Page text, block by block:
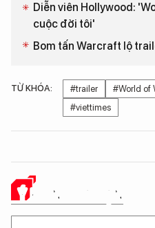
Diễn viên Hollywood:
cuộc đời tôi'
Bom tấn Warcraft lộ
TỪ KHÓA: #trailer #World of
#viettimes
Ý KIẾN CỦA BẠN